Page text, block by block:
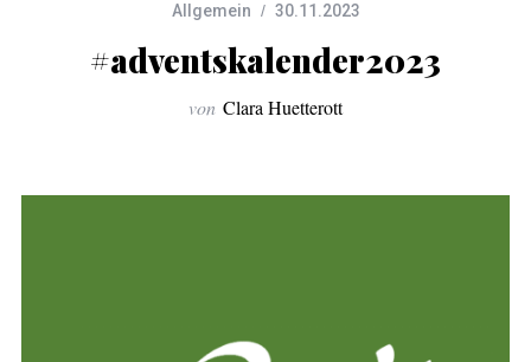
Allgemein 30.11.2023
#adventskalender2023
von Clara Huetterott